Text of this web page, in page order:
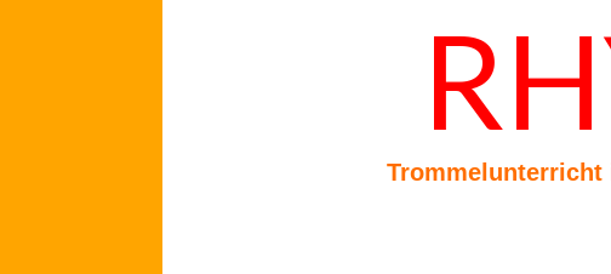
Trommelunterricht